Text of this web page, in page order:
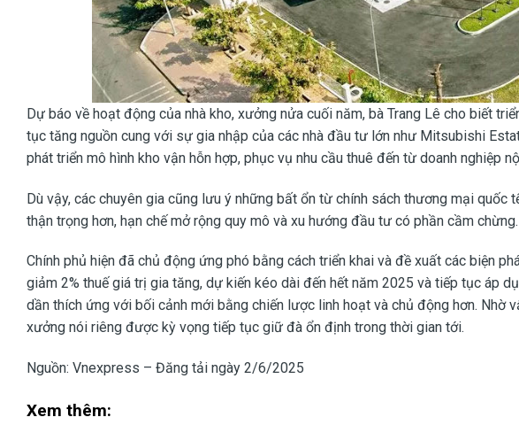
Dự báo về hoạt động của nhà kho, xưởng nửa cuối năm, bà Trang Lê cho biết
tục tăng nguồn cung với sự gia nhập của các nhà đầu tư lớn như Mitsubishi
phát triển mô hình kho vận hỗn hợp, phục vụ nhu cầu thuê đến từ doanh nghiệp
Dù vậy, các chuyên gia cũng lưu ý những bất ổn từ chính sách thương mại quốc
thận trọng hơn, hạn chế mở rộng quy mô và xu hướng đầu tư có phần cầm
Chính phủ hiện đã chủ động ứng phó bằng cách triển khai và đề xuất các biện
giảm 2% thuế giá trị gia tăng, dự kiến kéo dài đến hết năm 2025 và tiếp tục áp
dần thích ứng với bối cảnh mới bằng chiến lược linh hoạt và chủ động hơn. Nhờ
xưởng nói riêng được kỳ vọng tiếp tục giữ đà ổn định trong thời gian tới.
Nguồn: Vnexpress – Đăng tải ngày 2/6/2025
Xem thêm: